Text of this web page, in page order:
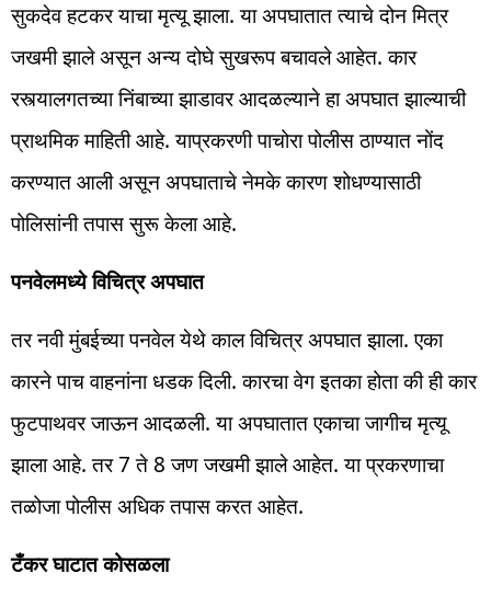
सुकदेव हटकर याचा मृत्यू झाला. या अपघातात त्याचे दोन मित्र
जखमी झाले असून अन्य दोघे सुखरूप बचावले आहेत. कार
रस्त्यालगतच्या निंबाच्या झाडावर आदळल्याने हा अपघात झाल्याची
प्राथमिक माहिती आहे. याप्रकरणी पाचोरा पोलीस ठाण्यात नोंद
करण्यात आली असून अपघाताचे नेमके कारण शोधण्यासाठी
पोलिसांनी तपास सुरू केला आहे.
पनवेलमध्ये विचित्र अपघात
तर नवी मुंबईच्या पनवेल येथे काल विचित्र अपघात झाला. एका
कारने पाच वाहनांना धडक दिली. कारचा वेग इतका होता की ही कार
फुटपाथवर जाऊन आदळली. या अपघातात एकाचा जागीच मृत्यू
झाला आहे. तर 7 ते 8 जण जखमी झाले आहेत. या प्रकरणाचा
तळोजा पोलीस अधिक तपास करत आहेत.
टँकर घाटात कोसळला